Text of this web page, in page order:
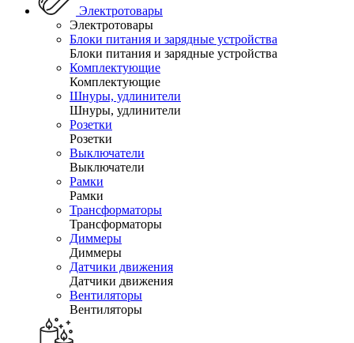
Электротовары
Электротовары
Блоки питания и зарядные устройства
Блоки питания и зарядные устройства
Комплектующие
Комплектующие
Шнуры, удлинители
Шнуры, удлинители
Розетки
Розетки
Выключатели
Выключатели
Рамки
Рамки
Трансформаторы
Трансформаторы
Диммеры
Диммеры
Датчики движения
Датчики движения
Вентиляторы
Вентиляторы